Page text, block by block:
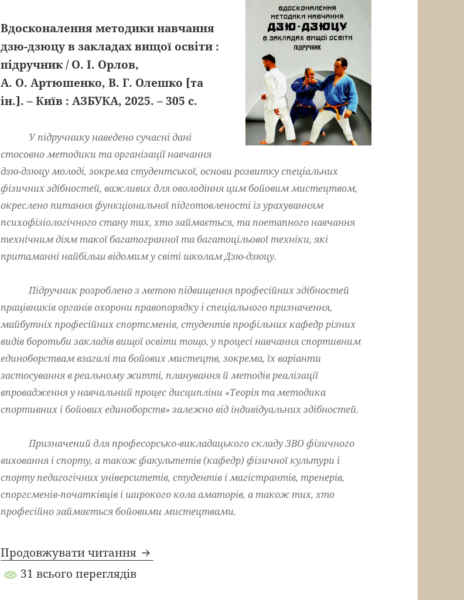
Вдосконалення методики навчання
дзю-дзюцу в закладах вищої освіти :
підручник/ О. І. Орлов,
А. О. Артюшенко, В. Г. Олешко [та
ін.]. – Київ : АЗБУКА, 2025. – 305 с.
У підручнику наведено сучасні дані
стосовно методики та організації навчання
дзю-дзюцу молоді, зокрема студентської, основи розвитку спеціальних
фізичних здібностей, важливих для оволодіння цим бойовим мистецтвом,
окреслено питання функціональної підготовленості із урахуванням
психофізіологічного стану тих, хто займається, та поетапного навчання
технічним діям такої багатогранної та багатоцільової техніки, які
притаманні найбільш відомим у світі школам Дзю-дзюцу.
Підручник розроблено з метою підвищення професійних здібностей
працівників органів охорони правопорядку і спеціального призначення,
майбутніх професійних спортсменів, студентів профільних кафедр різних
видів боротьби закладів вищої освіти тощо, у процесі навчання спортивним
единоборствам взагалі та бойових мистецтв, зокрема, їх варіанти
застосування в реальному житті, планування й методів реалізації
впровадження у навчальний процес дисципліни «Теорія та методика
спортивних і бойових единоборств» залежно від індивідуальних здібностей.
Призначений для професорсько-викладацького складу ЗВО фізичного
виховання і спорту, а також факультетів (кафедр) фізичної культури і
спорту педагогічних університетів, студентів і магістрантів, тренерів,
споргсменів-початківців і широкого кола аматорів, а також тих, хто
професійно займається бойовими мистецтвами.
Продовжувати читання
31 всього переглядів